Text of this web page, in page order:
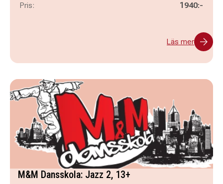
Pris: 1940:-
Läs mer
M&M Dansskola: Jazz 2, 13+